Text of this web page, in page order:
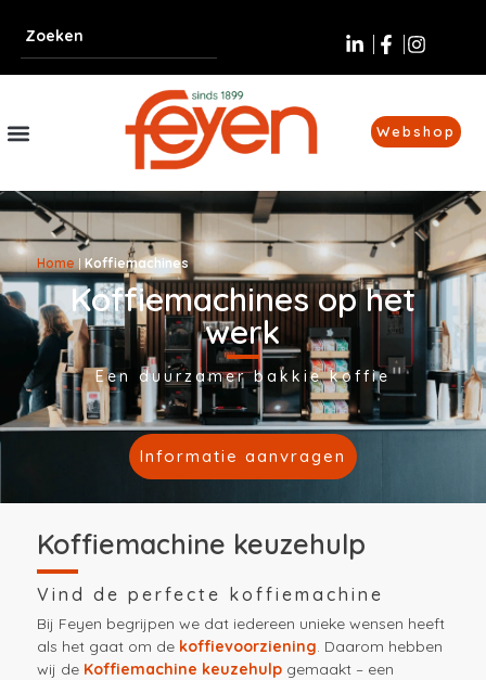
Webshop
Home|Koffiemachines
Koffiemachines op het
werk
Een duurzamer bakkie koffie
Informatie aanvragen
Koffiemachine keuzehulp
Vind de perfecte koffiemachine
Bij Feyen begrijpen we dat iedereen unieke wensen heeft
als het gaat om de koffievoorziening. Daarom hebben
wij de Koffiemachine keuzehulpgemaakt – een